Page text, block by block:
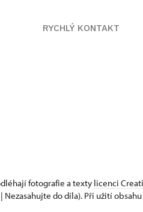
RYCHLÝ KONTAKT
fotografie a texty licenci
do díla). Při užití